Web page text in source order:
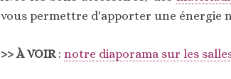
vous permettre d'apporter une énergie
>> À VOIR : notre diaporama sur les